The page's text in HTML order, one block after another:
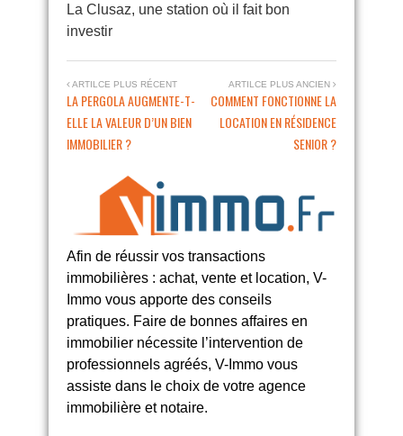
La Clusaz, une station où il fait bon
investir
ARTILCE PLUS RÉCENT
LA PERGOLA AUGMENTE-T-
ELLE LA VALEUR D’UN BIEN
IMMOBILIER ?
ARTILCE PLUS ANCIEN
COMMENT FONCTIONNE LA
LOCATION EN RÉSIDENCE
SENIOR ?
Afin de réussir vos transactions
immobilières : achat, vente et location, V-
Immo vous apporte des conseils
pratiques. Faire de bonnes affaires en
immobilier nécessite l’intervention de
professionnels agréés, V-Immo vous
assiste dans le choix de votre agence
immobilière et notaire.